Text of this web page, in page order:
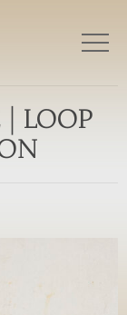
| LOOP